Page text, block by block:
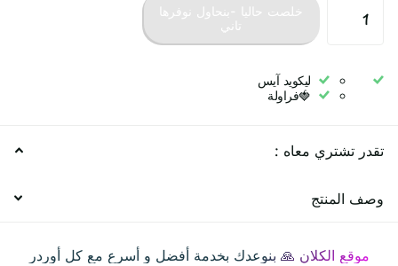
خلصت حاليا -بنحاول نوفرها
تاني
ليكويد آيس
🍓فراولة
تقدر تشتري معاه :
وصف المنتج
موقع الكلان 🙏 بنوعدك بخدمة أفضل و أسرع مع كل أوردر